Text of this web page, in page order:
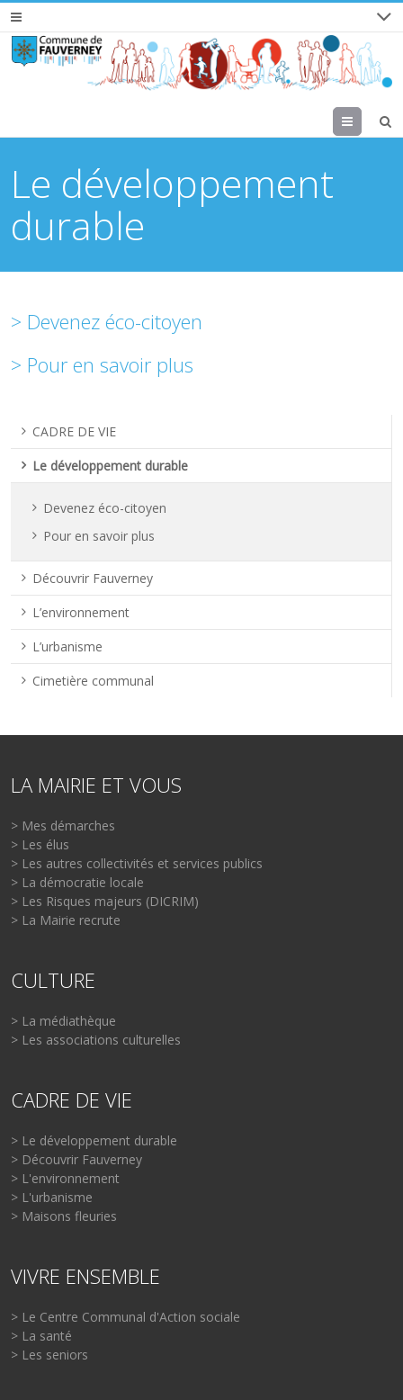
Menu
Le développement
durable
> Devenez éco-citoyen
> Pour en savoir plus
CADRE DE VIE
Le développement durable
Devenez éco-citoyen
Pour en savoir plus
Découvrir Fauverney
L’environnement
L’urbanisme
Cimetière communal
LA MAIRIE ET VOUS
> Mes démarches
> Les élus
> Les autres collectivités et services publics
> La démocratie locale
> Les Risques majeurs (DICRIM)
> La Mairie recrute
CULTURE
> La médiathèque
> Les associations culturelles
CADRE DE VIE
> Le développement durable
> Découvrir Fauverney
> L'environnement
> L'urbanisme
> Maisons fleuries
VIVRE ENSEMBLE
> Le Centre Communal d'Action sociale
> La santé
> Les seniors